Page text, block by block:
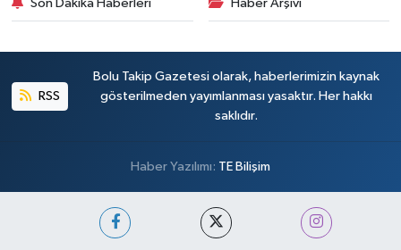
Son Dakika Haberleri Haber Arşivi
RSS
Bolu Takip Gazetesi olarak, haberlerimizin kaynak
gösterilmeden yayımlanması yasaktır. Her hakkı
saklıdır.
Haber Yazılımı: TE Bilişim